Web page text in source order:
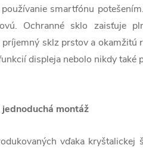
smartfónu
Ochranné sklo zaisťuje
sklz prstov a okamžitú
displeja nebolo nikdy také
montáž
vďaka kryštalickej